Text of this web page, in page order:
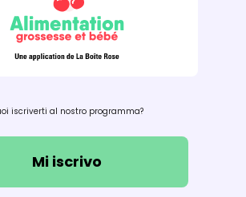
iscriverti al nostro programma?
Mi iscrivo